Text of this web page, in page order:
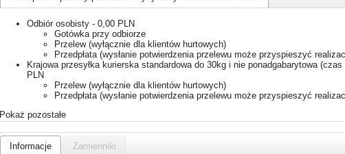
Odbiór osobisty - 0,00 PLN
Gotówka przy odbiorze
Przelew (wyłącznie dla klientów hurtowych)
Przedpłata (wysłanie potwierdzenia przelewu może przyspieszyć
Krajowa przesyłka kurierska standardowa do 30kg i nie ponadgabarytowa
PLN
Przelew (wyłącznie dla klientów hurtowych)
Przedpłata (wysłanie potwierdzenia przelewu może przyspieszyć
Pokaż pozostałe
Informacje Zamienniki